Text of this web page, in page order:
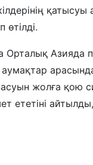
Орталық Азияда
аумақтар
жолға қою
ететіні